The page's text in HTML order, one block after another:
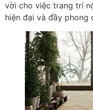
vời cho việc trang trí
hiện đại và đầy phong